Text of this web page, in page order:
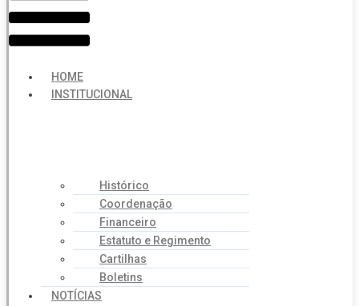
HOME
INSTITUCIONAL
Histórico
Coordenação
Financeiro
Estatuto e Regimento
Cartilhas
Boletins
NOTÍCIAS